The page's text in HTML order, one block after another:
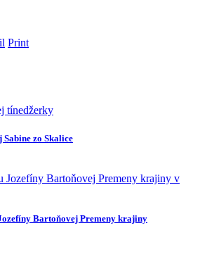
Print
zo Skalice
Bartoňovej Premeny krajiny